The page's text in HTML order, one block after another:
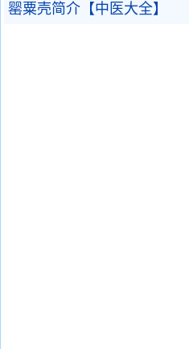
罂粟壳简介【中医大全】